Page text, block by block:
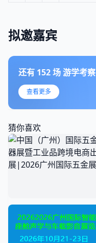
拟邀嘉宾
还有 152场游学考察
查看更多
猜你喜欢